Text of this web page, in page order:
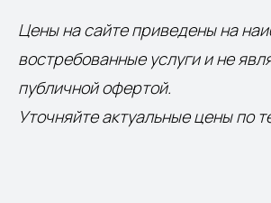
Цены на сайте приведены на
востребованные услуги и не
публичной офертой.
Уточняйте актуальные цены по